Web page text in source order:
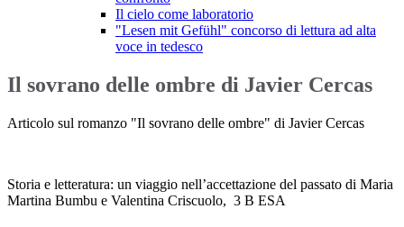
Il cielo come laboratorio
"Lesen mit Gefühl" concorso di lettura ad alta
voce in tedesco
Il sovrano delle ombre di Javier Cercas
Articolo sul romanzo "Il sovrano delle ombre" di Javier Cercas
Storia e letteratura: un viaggio nell’accettazione del passato di Maria
Martina Bumbu e Valentina Criscuolo, 3 B ESA